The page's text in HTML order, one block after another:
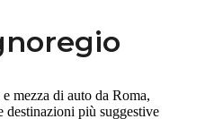
mezza di auto da Roma,
più suggestive